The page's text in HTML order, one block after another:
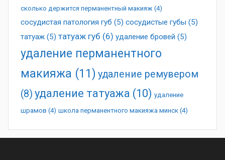
сколько держится перманентный макияж (4)
сосудистая патология губ (5) сосудистые губы (5)
татуаж (5) татуаж губ (6) удаление бровей (5)
удаление перманентного
макияжа (11) удаление ремувером
(8) удаление татуажа (10) удаление
шрамов (4) школа перманентного макияжа минск (4)